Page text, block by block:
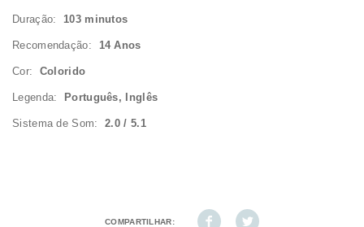
Duração: 103 minutos
Recomendação: 14 Anos
Cor: Colorido
Legenda: Português, Inglês
Sistema de Som:2.0 / 5.1
COMPARTILHAR: